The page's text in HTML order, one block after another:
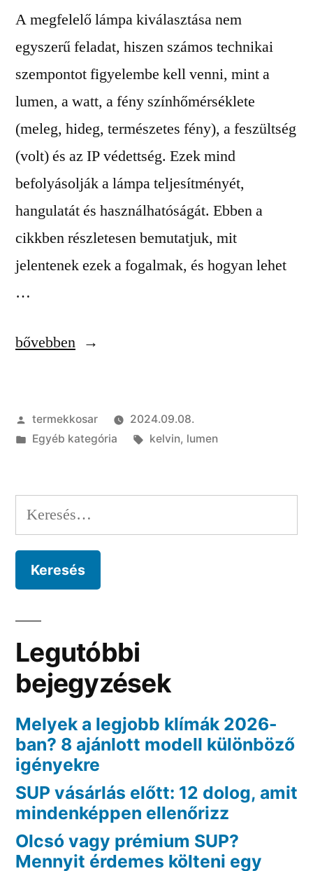
A megfelelő lámpa kiválasztása nem
egyszerű feladat, hiszen számos technikai
szempontot figyelembe kell venni, mint a
lumen, a watt, a fény színhőmérséklete
(meleg, hideg, természetes fény), a feszültség
(volt) és az IP védettség. Ezek mind
befolyásolják a lámpa teljesítményét,
hangulatát és használhatóságát. Ebben a
cikkben részletesen bemutatjuk, mit
jelentenek ezek a fogalmak, és hogyan lehet
…
„Hogyan
Minden,
amit
fényforrások
kiválasztásáról
tudni
érdemes”
bővebben
Szerző:
termekkosar
2024.09.08.
Kategória:
Egyéb kategória Címke:
kelvin, lumen
Keresés:
Legutóbbi
bejegyzések
Melyek a legjobb klímák 2026-
ban? 8 ajánlott modell különböző
igényekre
SUP vásárlás előtt: 12 dolog, amit
mindenképpen ellenőrizz
Olcsó vagy prémium SUP?
Mennyit érdemes költeni egy